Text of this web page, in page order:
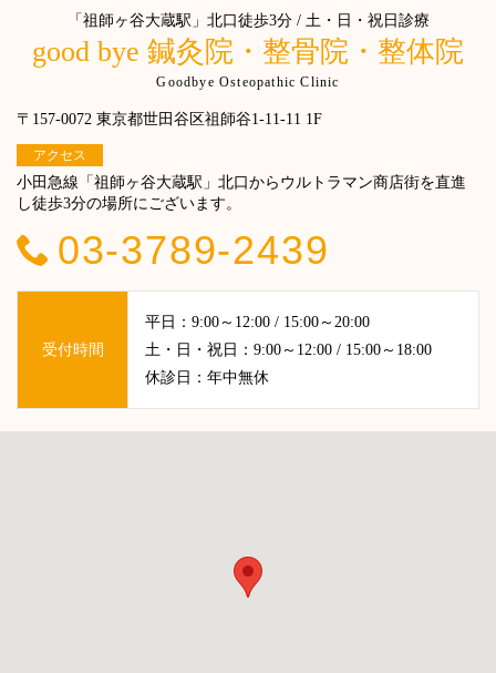
「祖師ヶ谷大蔵駅」北口徒歩3分 / 土・日・祝日診療
good bye 鍼灸院・整骨院・整体院
Goodbye Osteopathic Clinic
〒157-0072 東京都世田谷区祖師谷1-11-11 1F
アクセス
小田急線「祖師ヶ谷大蔵駅」北口からウルトラマン商店街を直進
し徒歩3分の場所にございます。
03-3789-2439
受付時間
平日：9:00～12:00 / 15:00～20:00
土・日・祝日：9:00～12:00 / 15:00～18:00
休診日：年中無休